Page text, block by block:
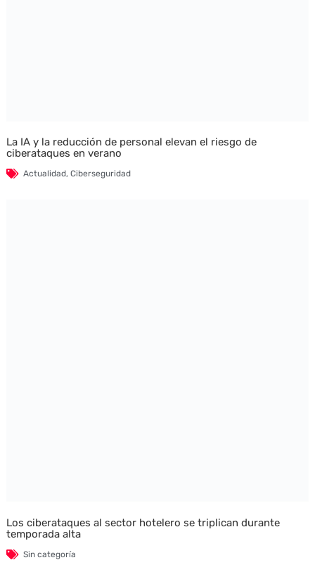
La IA y la reducción de personal elevan el riesgo de
ciberataques en verano
Actualidad, Ciberseguridad
Los ciberataques al sector hotelero se triplican durante
temporada alta
Sin categoría